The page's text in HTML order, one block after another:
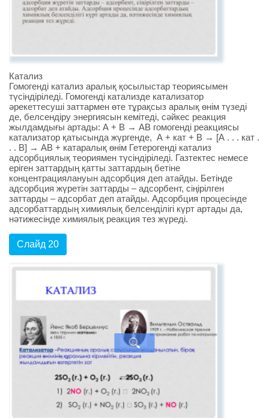
Катализ
Гомогенді катализ аралық қосылыстар теориясымен
түсіндіріледі. Гомогенді катализде катализатор
әрекеттесуші заттармен өте тұрақсыз аралық өнім түзеді
де, белсендіру энергиясын кемітеді, сәйкес реакция
жылдамдығы артады: А + В → АВ гомогенді реакциясы
катализатор қатысында жүргенде, А + кат + В → [А . . . кат .
. . В] → АВ + катаралық өнім Гетерогенді катализ
адсорбциялық теориямен түсіндіріледі. Газтектес немесе
еріген заттардың қатты заттардың бетіне
концентрациялануын адсорбция деп атайды. Бетінде
адсорбция жүретін заттарды – адсорбент, сіңірілген
заттарды – адсорбат деп атайды. Адсорбция процесінде
адсорбаттардың химиялық белсенділігі күрт артады да,
нәтижесінде химиялық реакция тез жүреді.
Слайд 20